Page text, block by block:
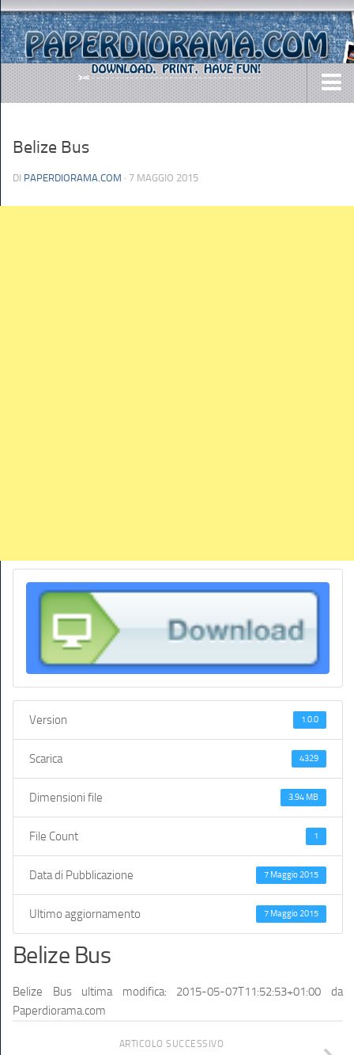
ARMY
Belize Bus
DI PAPERDIORAMA.COM · 7 MAGGIO 2015
Version 1.0.0
Scarica 4329
Dimensioni file 3.94 MB
File Count 1
Data di Pubblicazione 7 Maggio 2015
Ultimo aggiornamento 7 Maggio 2015
Belize Bus
Belize Busultima modifica: 2015-05-07T11:52:53+01:00 da
Paperdiorama.com
ARTICOLO SUCCESSIVO